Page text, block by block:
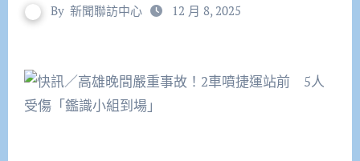
By 新聞聯訪中心 12 月 8, 2025